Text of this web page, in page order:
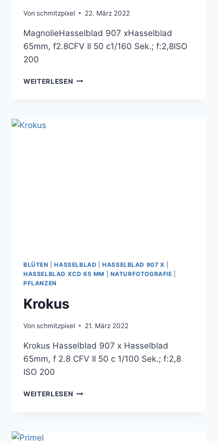
Von schmitzpixel 22. März 2022
MagnolieHasselblad 907 xHasselblad
65mm, f2.8CFV II 50 c1/160 Sek.; f:2,8ISO
200
WEITERLESEN MAGNOLIE
BLÜTEN |HASSELBLAD |HASSELBLAD 907 X
HASSELBLAD XCD 65 MM
NATURFOTOGRAFIE
PFLANZEN
Krokus
Von schmitzpixel 21. März 2022
Krokus Hasselblad 907 x Hasselblad
65mm, f 2.8 CFV II 50 c 1/100 Sek.; f:2,8
ISO 200
WEITERLESEN KROKUS